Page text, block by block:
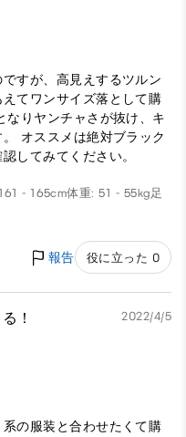
すが、高見えするツルン
てワンサイズ落として購
なりヤンチャさが抜け、キ
オススメは絶対ブラック
してみてください。
- 165cm体重: 51 - 55kg足
報告 役に立った 0
！ 2022/4/5
の服装と合わせたくて購